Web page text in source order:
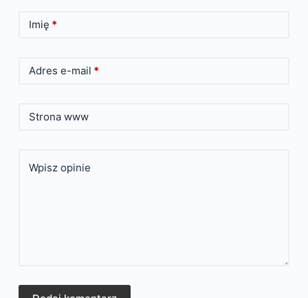
Imię *
Adres e-mail *
Strona www
Wpisz opinie